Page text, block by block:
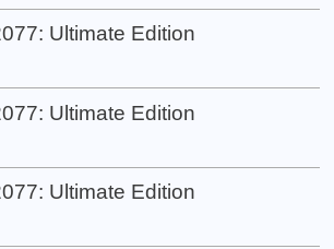
Ultimate Edition
Ultimate Edition
Ultimate Edition